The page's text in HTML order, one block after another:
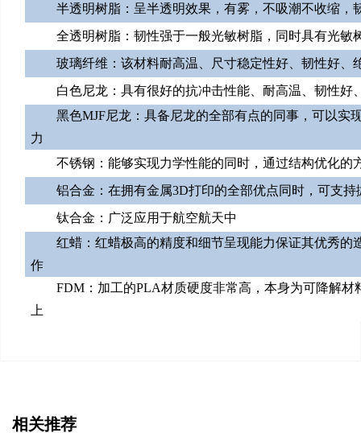
半透明树脂：呈半透明效果，有雾，不吸潮不收缩，
全透明树脂：韧性强于一般光敏树脂，同时具有光敏
玻璃纤维：该材料耐高温、尺寸稳定性好、韧性好、
白色尼龙：具有很好的抗冲击性能、耐高温、韧性好
黑色MJF尼龙：具备尼龙的全部有点的同事，可以实
力
不锈钢：能够实现力学性能的同时，通过结构优化的
铝合金：在拥有金属3D打印的全部优点同时，可支
钛合金：广泛应用于航空航天中
红蜡：红蜡极高的精度和细节呈现能力保证其优秀的
作
FDM：加工的PLA材质硬度非常高，本身为可降解
上
相关推荐